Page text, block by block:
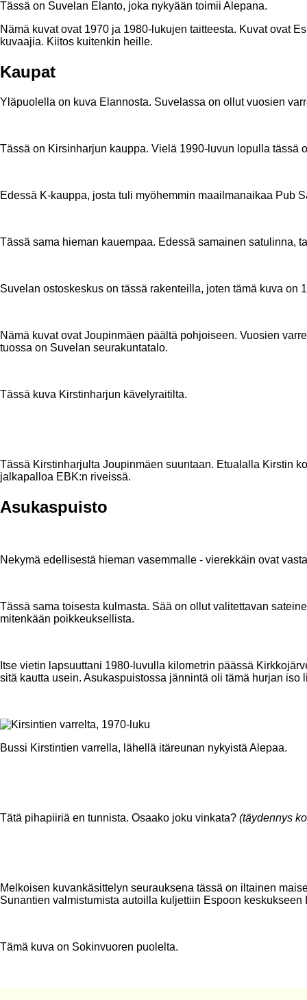
Tässä on Suvelan Elanto, joka nykyään toimii Alepana.
Nämä kuvat ovat 1970 ja 1980-lukujen taitteesta. Kuvat ovat
kuvaajia. Kiitos kuitenkin heille.
Kaupat
Yläpuolella on kuva Elannosta. Suvelassa on ollut vuosien
Tässä on Kirsinharjun kauppa. Vielä 1990-luvun lopulla tässä
Edessä K-kauppa, josta tuli myöhemmin maailmanaikaa Pub
Tässä sama hieman kauempaa. Edessä samainen satulinna,
Suvelan ostoskeskus on tässä rakenteilla, joten tämä kuva on
Nämä kuvat ovat Joupinmäen päältä pohjoiseen. Vuosien
tuossa on Suvelan seurakuntatalo.
Tässä kuva Kirstinharjun kävelyraitilta.
Tässä Kirstinharjulta Joupinmäen suuntaan. Etualalla Kirstin
jalkapalloa EBK:n riveissä.
Asukaspuisto
Nekymä edellisestä hieman vasemmalle - vierekkäin ovat
Tässä sama toisesta kulmasta. Sää on ollut valitettavan
mitenkään poikkeuksellista.
Itse vietin lapsuuttani 1980-luvulla kilometrin päässä
sitä kautta usein. Asukaspuistossa jännintä oli tämä hurjan iso
Bussi Kirstintien varrella, lähellä itäreunan nykyistä Alepaa.
Tätä pihapiiriä en tunnista. Osaako joku vinkata? (täydennys
Melkoisen kuvankäsittelyn seurauksena tässä on iltainen
Sunantien valmistumista autoilla kuljettiin Espoon keskukseen
Tämä kuva on Sokinvuoren puolelta.